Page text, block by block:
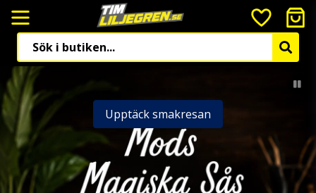
Upptäck smakresan